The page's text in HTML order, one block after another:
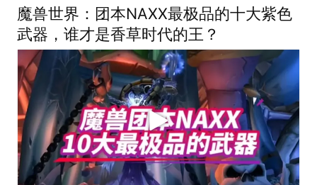
魔兽世界：团本NAXX最极品的十大紫色
武器，谁才是香草时代的王？